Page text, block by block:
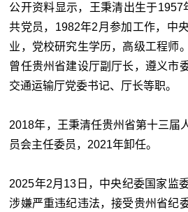
公开资料显示，王秉清出生于1957
共党员，1982年2月参加工作，中
业，党校研究生学历，高级工程师
曾任贵州省建设厅副厅长，遵义市
交通运输厅党委书记、厅长等职。
2018年，王秉清任贵州省第十三届
员会主任委员，2021年卸任。
2025年2月13日，中央纪委国家监
涉嫌严重违纪违法，接受贵州省纪